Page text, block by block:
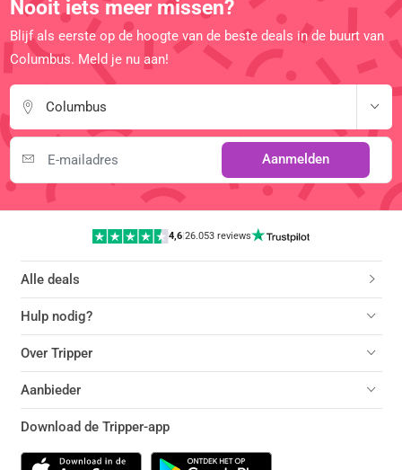
Nooit iets meer missen?
Blijf als eerste op de hoogte van de beste deals in de buurt van
Columbus. Meld je nu aan!
Columbus
Aanmelden
4,6 |26.053 reviews
Alle deals
Hulp nodig?
Over Tripper
Aanbieder
Download de Tripper-app